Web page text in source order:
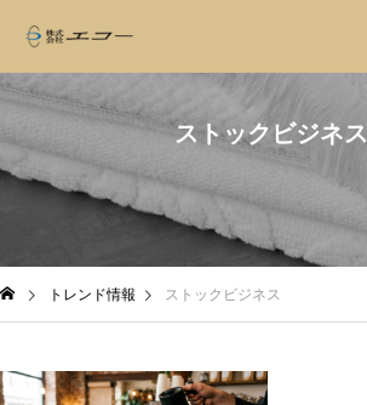
ストックビジネス
トレンド情報 ストックビジネス